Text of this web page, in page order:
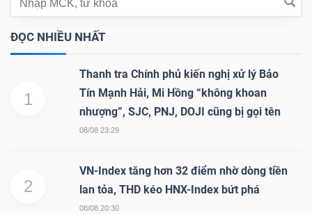
ĐỌC NHIỀU NHẤT
1
Thanh tra Chính phủ kiến nghị xử lý Bảo
Tín Mạnh Hải, Mi Hồng “không khoan
nhượng”, SJC, PNJ, DOJI cũng bị gọi tên
08/08 23:29
2
VN-Index tăng hơn 32 điểm nhờ dòng tiền
lan tỏa, THD kéo HNX-Index bứt phá
08/08 20:30
ĐỘNG